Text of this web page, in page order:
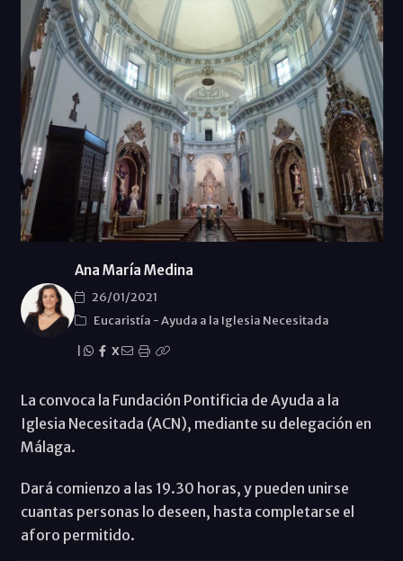
Ana María Medina
26/01/2021
Eucaristía -Ayuda a la Iglesia Necesitada
X
La convoca la Fundación Pontificia de Ayuda a la
Iglesia Necesitada (ACN), mediante su delegación en
Málaga.
Dará comienzo a las 19.30 horas, y pueden unirse
cuantas personas lo deseen, hasta completarse el
aforo permitido.